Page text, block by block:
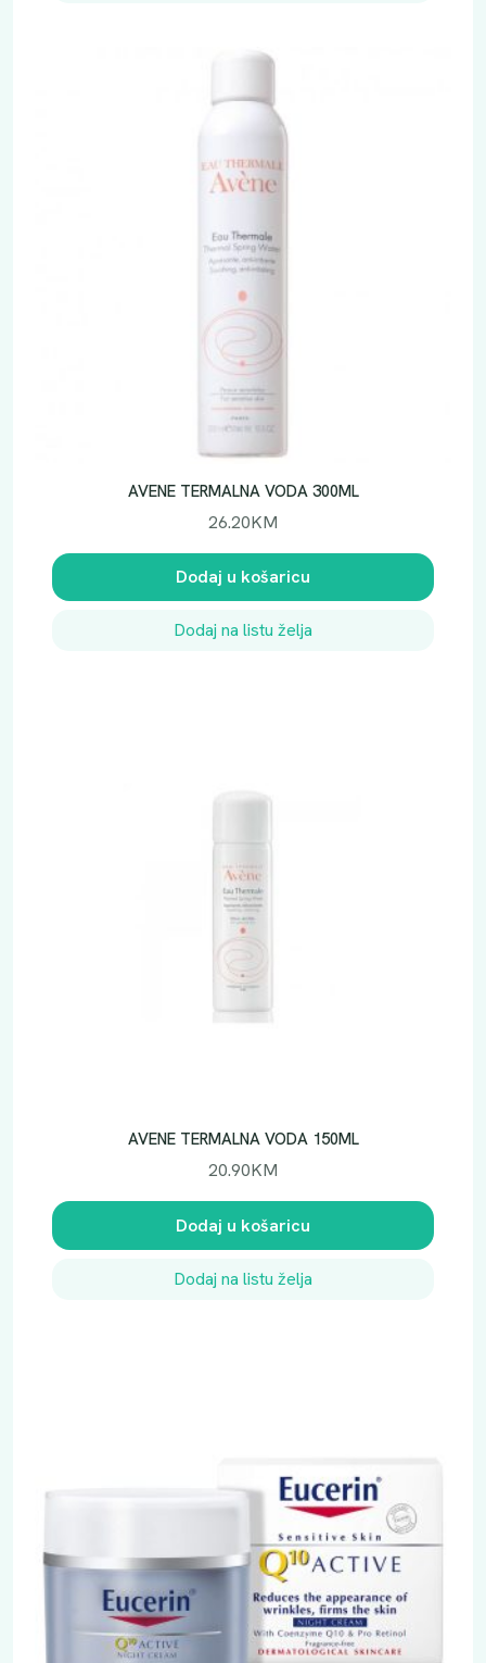
AVENE TERMALNA VODA 300ML
26.20KM
Dodaj u košaricu
Dodaj na listu želja
AVENE TERMALNA VODA 150ML
20.90KM
Dodaj u košaricu
Dodaj na listu želja